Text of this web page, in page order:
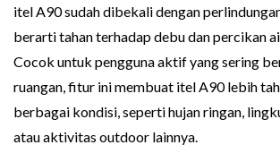
itel A90 sudah dibekali dengan
berarti tahan terhadap debu dan percikan
Cocok untuk pengguna aktif yang sering
ruangan, fitur ini membuat itel A90 lebih
berbagai kondisi, seperti hujan ringan,
atau aktivitas outdoor lainnya.